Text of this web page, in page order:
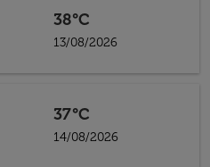
38°C
13/08/2026
37°C
14/08/2026